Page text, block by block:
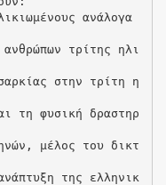
ανάλογα
τρίτης ηλι
στην τρίτη η
τη φυσική δραστηρ
μέλος του δικτ
της ελληνικ